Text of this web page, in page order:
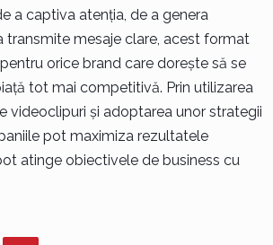
a captiva atenția, de a genera
transmite mesaje clare, acest format
orice brand care dorește să se
tot mai competitivă. Prin utilizarea
videoclipuri și adoptarea unor strategii
pot maximiza rezultatele
atinge obiectivele de business cu